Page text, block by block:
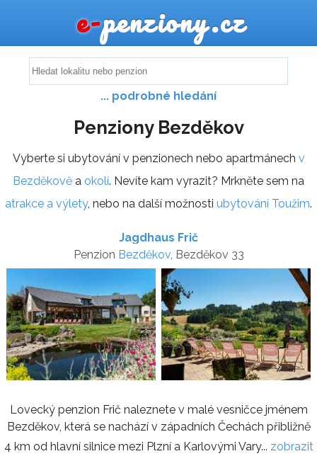
e-penziony.cz
... podrobné hledání
Penziony Bezděkov
Vyberte si ubytování v penzionech nebo apartmánech v
Bezděkově a okolí. Nevíte kam vyrazit? Mrkněte sem na
atrakce a výlety, nebo na další možnosti ubytování Toužim.
Jagdhaus Frič
Penzion Bezděkov, Bezděkov 33
Lovecký penzion Frič naleznete v malé vesničce jménem
Bezděkov, která se nachází v západních Čechách přibližně
4 km od hlavní silnice mezi Plzní a Karlovými Vary... zobrazit